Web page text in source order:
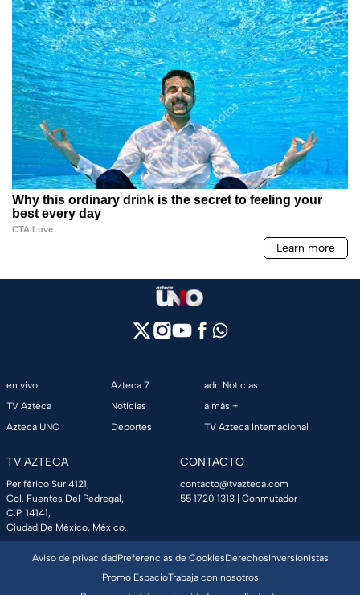
en vivo
TV Azteca
Azteca UNO
Azteca 7
Noticias
Deportes
adn Noticias
a más +
TV Azteca Internacional
TV AZTECA
Periférico Sur 4121,
Col. Fuentes Del Pedregal,
C.P. 14141,
Ciudad De México, México.
CONTACTO
contacto@tvazteca.com
55 1720 1313 | Conmutador
Aviso de privacidadPreferencias de CookiesDerechosInversionistas
Promo EspacioTrabaja con nosotros